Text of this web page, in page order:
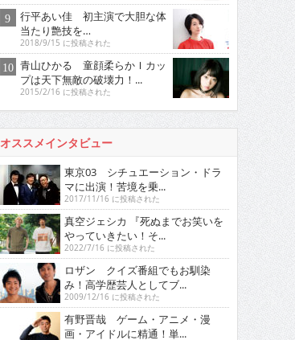
行平あい佳 初主演で大胆な体
当たり艶技を…
2018/9/15 に投稿された
青山ひかる 童顔柔らかＩカッ
プは天下無敵の破壊力！...
2015/2/16 に投稿された
オススメインタビュー
東京03 シチュエーション・ドラ
マに出演！苦境を乗...
2017/11/16 に投稿された
真空ジェシカ 『死ぬまでお笑いを
やっていきたい！そ...
2022/7/16 に投稿された
ロザン クイズ番組でもお馴染
み！高学歴芸人としてブ...
2009/12/16 に投稿された
有野晋哉 ゲーム・アニメ・漫
画・アイドルに精通！単...